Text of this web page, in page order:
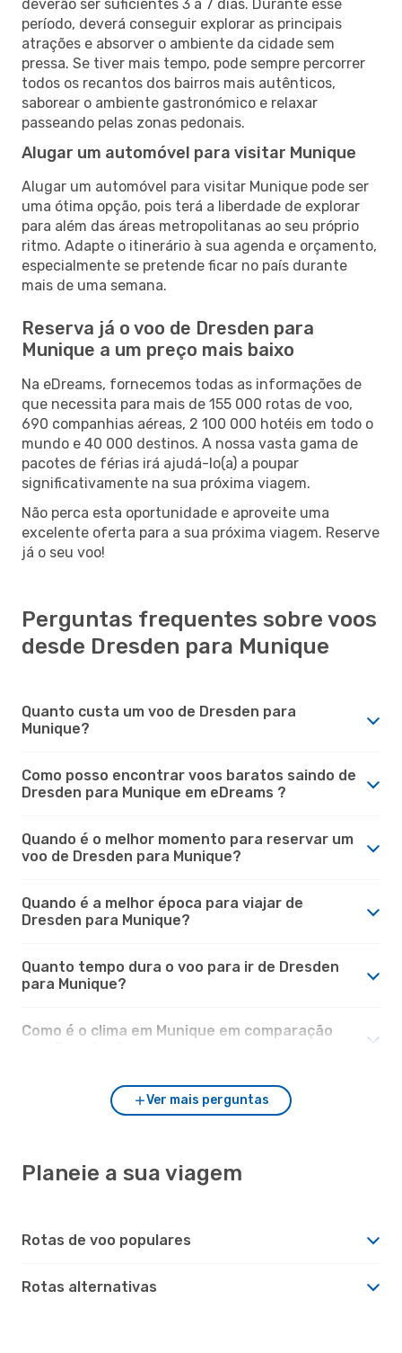
deverão ser suficientes 3 a 7 dias. Durante esse
período, deverá conseguir explorar as principais
atrações e absorver o ambiente da cidade sem
pressa. Se tiver mais tempo, pode sempre percorrer
todos os recantos dos bairros mais autênticos,
saborear o ambiente gastronómico e relaxar
passeando pelas zonas pedonais.
Alugar um automóvel para visitar Munique
Alugar um automóvel para visitar Munique pode ser
uma ótima opção, pois terá a liberdade de explorar
para além das áreas metropolitanas ao seu próprio
ritmo. Adapte o itinerário à sua agenda e orçamento,
especialmente se pretende ficar no país durante
mais de uma semana.
Reserva já o voo de Dresden para
Munique a um preço mais baixo
Na eDreams, fornecemos todas as informações de
que necessita para mais de 155 000 rotas de voo,
690 companhias aéreas, 2 100 000 hotéis em todo o
mundo e 40 000 destinos. A nossa vasta gama de
pacotes de férias irá ajudá-lo(a) a poupar
significativamente na sua próxima viagem.
Não perca esta oportunidade e aproveite uma
excelente oferta para a sua próxima viagem. Reserve
já o seu voo!
Perguntas frequentes sobre voos
desde Dresden para Munique
Quanto custa um voo de Dresden para
Munique?
Como posso encontrar voos baratos saindo de
Dresden para Munique em eDreams ?
Quando é o melhor momento para reservar um
voo de Dresden para Munique?
Quando é a melhor época para viajar de
Dresden para Munique?
Quanto tempo dura o voo para ir de Dresden
para Munique?
Como é o clima em Munique em comparação
Ver mais perguntas
Planeie a sua viagem
Rotas de voo populares
Rotas alternativas